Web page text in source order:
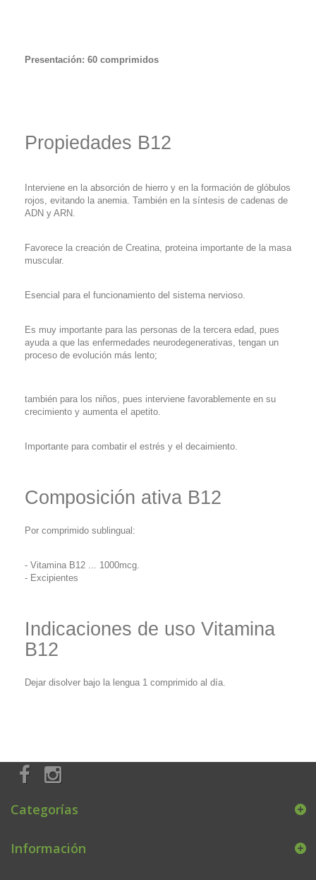
Presentación: 60 comprimidos
Propiedades B12
Interviene en la absorción de hierro y en la formación de glóbulos
rojos, evitando la anemia. También en la síntesis de cadenas de
ADN y ARN.
Favorece la creación de Creatina, proteina importante de la masa
muscular.
Esencial para el funcionamiento del sistema nervioso.
Es muy importante para las personas de la tercera edad, pues
ayuda a que las enfermedades neurodegenerativas, tengan un
proceso de evolución más lento;
también para los niños, pues interviene favorablemente en su
crecimiento y aumenta el apetito.
Importante para combatir el estrés y el decaimiento.
Composición ativa B12
Por comprimido sublingual:
- Vitamina B12 ... 1000mcg.
- Excipientes
Indicaciones de uso Vitamina
B12
Dejar disolver bajo la lengua 1 comprimido al día.
Categorías
Información